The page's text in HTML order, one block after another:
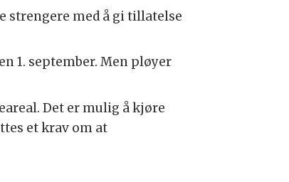
med å gi tillatelse
1. september. Men pløyer
Det er mulig å kjøre
et krav om at